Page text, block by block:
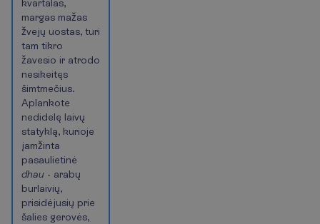
kvartalas,
margas mažas
žvejų uostas, turi
tam tikro
žavesio ir atrodo
nesikeitęs
šimtmečius.
Aplankote
nedidelę laivų
statyklą, kurioje
įamžinta
pasaulietinė
dhau - arabų
burlaivių,
prisidėjusių prie
šalies gerovės,